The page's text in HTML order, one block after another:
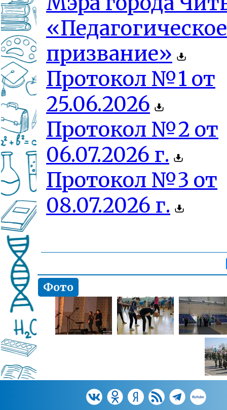
«Педагогическое
призвание»
Протокол №1 от
25.06.2026
Протокол №2 от
06.07.2026 г.
Протокол №3 от
08.07.2026 г.
Фото